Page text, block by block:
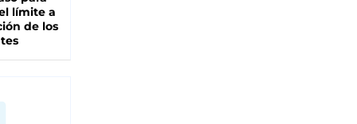
límite a
de los